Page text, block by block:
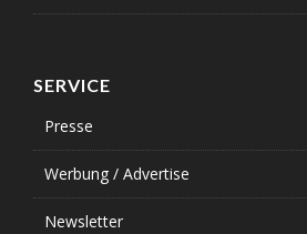
SERVICE
Presse
Werbung / Advertise
Newsletter